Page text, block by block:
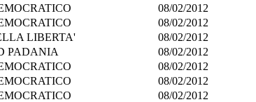
08/02/2012
08/02/2012
LIBERTA'
08/02/2012
PADANIA
08/02/2012
08/02/2012
08/02/2012
08/02/2012